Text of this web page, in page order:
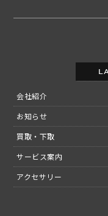
会社紹介
お知らせ
買取・下取
サービス案内
アクセサリー